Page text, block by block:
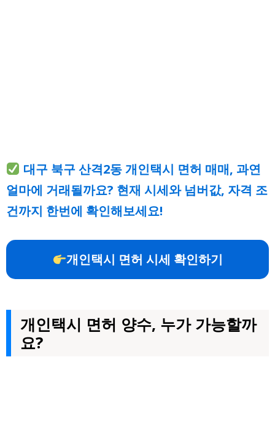
대구 북구 산격2동 개인택시 면허 매매, 과연
얼마에 거래될까요? 현재 시세와 넘버값, 자격 조
건까지 한번에 확인해보세요!
개인택시 면허 시세 확인하기
개인택시 면허 양수, 누가 가능할까
요?